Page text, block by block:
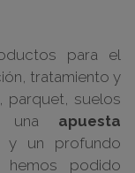
para el
tratamiento y
parquet, suelos
una apuesta
un profundo
podido